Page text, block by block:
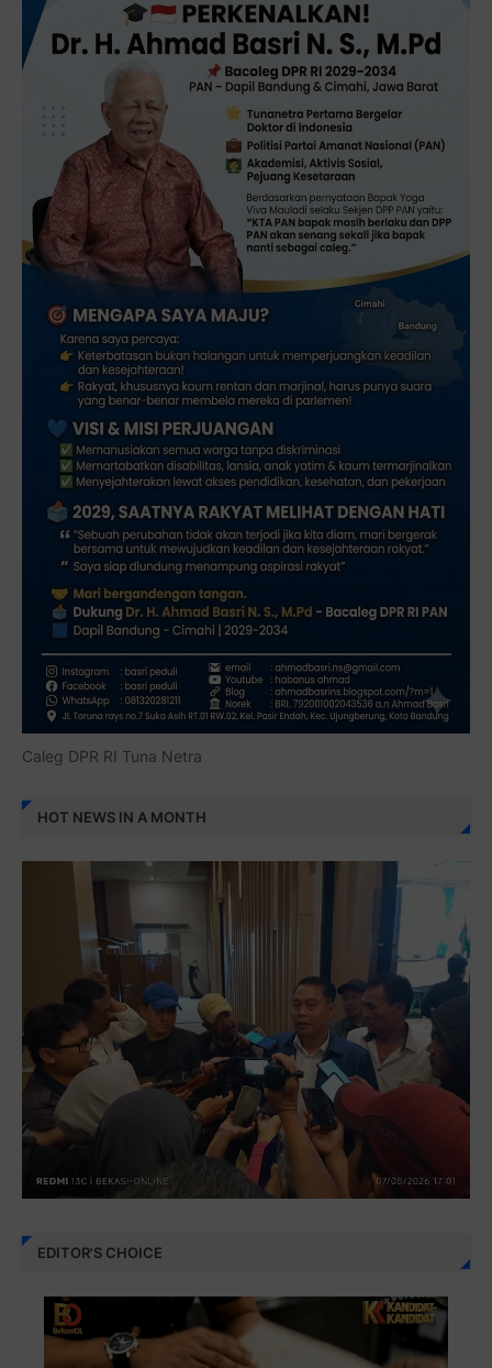
Caleg DPR RI Tuna Netra
HOT NEWS IN A MONTH
EDITOR'S CHOICE